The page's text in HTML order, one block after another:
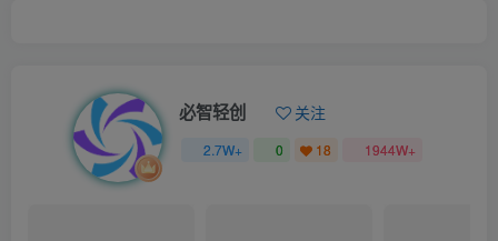
必智轻创 关注
2.7W+ 0 18 1944W+